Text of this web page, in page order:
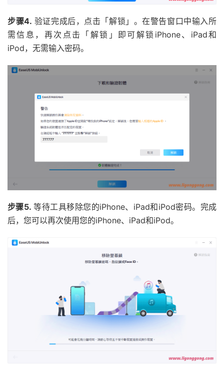
步骤4. 验证完成后，点击「解锁」。在警告窗口中输入所
需信息，再次点击「解锁」即可解锁iPhone、iPad和
iPod，无需输入密码。
步骤5.等待工具移除您的iPhone、iPad和iPod密码。完成
后，您可以再次使用您的iPhone、iPad和iPod。